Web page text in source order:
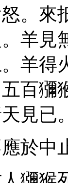
。來
羊見
羊得
百獼
見已
於中